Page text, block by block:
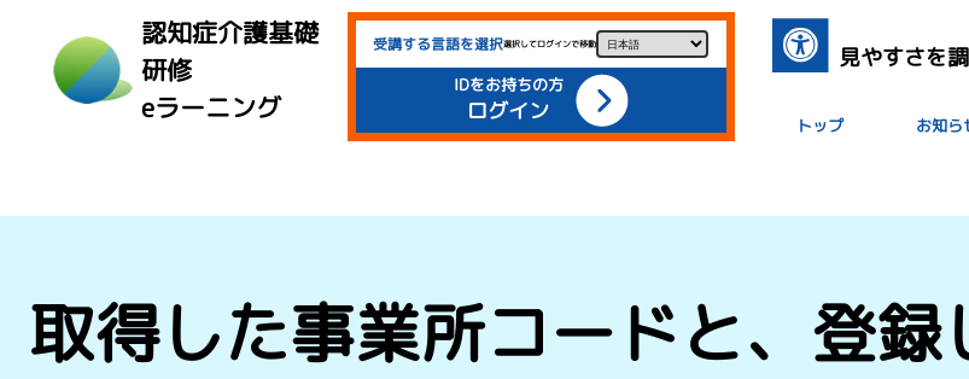
認知症介護基礎
研修
eラーニング
受講する言語を選択選択してログインで移動
IDをお持ちの方
ログイン
見やすさを
トップ お知ら
取得した事業所コードと、登